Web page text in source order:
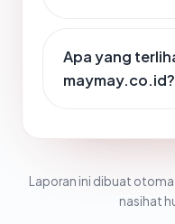
Apa yang
maymay.co.id?
Laporan ini dibuat
nasihat